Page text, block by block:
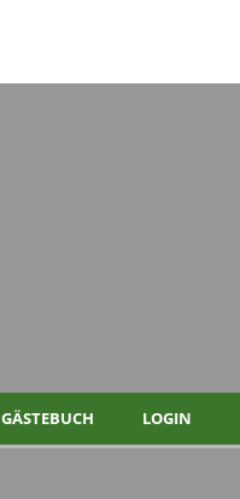
GÄSTEBUCH LOGIN